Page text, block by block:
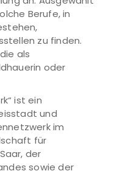
Berufe, in
zu finden.
als
oder
ist ein
und
im
für
der
sowie der